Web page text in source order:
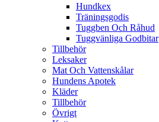
Hundkex
Träningsgodis
Tuggben Och Råhud
Tuggvänliga Godbitar
Tillbehör
Leksaker
Mat Och Vattenskålar
Hundens Apotek
Kläder
Tillbehör
Övrigt